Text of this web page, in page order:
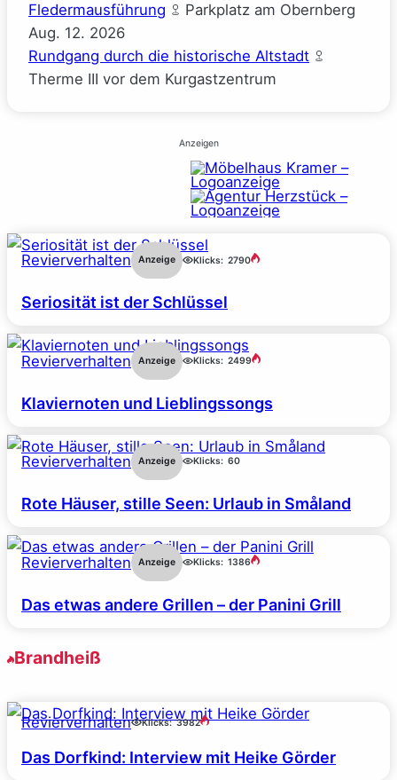
Fledermausführung
Parkplatz am Obernberg
Aug. 12. 2026
Rundgang durch die historische Altstadt
Therme III vor dem Kurgastzentrum
Anzeigen
Revierverhalten Anzeige Klicks: 2790
Seriosität ist der Schlüssel
Revierverhalten Anzeige Klicks: 2499
Klaviernoten und Lieblingssongs
Revierverhalten Anzeige Klicks: 60
Rote Häuser, stille Seen: Urlaub in Småland
Revierverhalten Anzeige Klicks: 1386
Das etwas andere Grillen – der Panini Grill
Brandheiß
Revierverhalten Klicks: 3982
Das Dorfkind: Interview mit Heike Görder